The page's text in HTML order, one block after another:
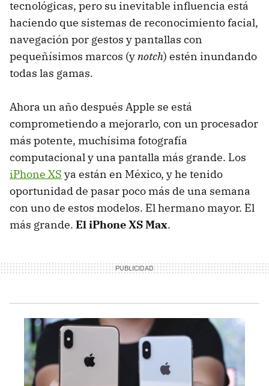
tecnológicas, pero su inevitable influencia está
haciendo que sistemas de reconocimiento facial,
navegación por gestos y pantallas con
pequeñísimos marcos (ynotch) estén inundando
todas las gamas.
Ahora un año después Apple se está
comprometiendo a mejorarlo, con un procesador
más potente, muchísima fotografía
computacional y una pantalla más grande. Los
iPhone XS ya están en México, y he tenido
oportunidad de pasar poco más de una semana
con uno de estos modelos. El hermano mayor. El
más grande. El iPhone XS Max.